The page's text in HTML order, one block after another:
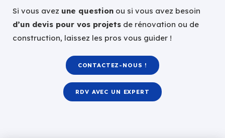
Si vous avez une question ou si vous avez besoin
d’un devis pour vos projets de rénovation ou de
construction, laissez les pros vous guider !
CONTACTEZ-NOUS !
RDV AVEC UN EXPERT